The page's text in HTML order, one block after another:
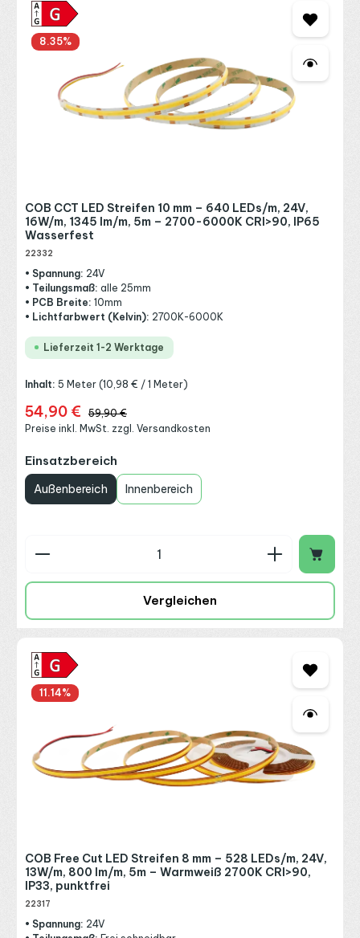
8.35%
COB CCT LED Streifen 10 mm – 640 LEDs/m, 24V,
16W/m, 1345 lm/m, 5m – 2700-6000K CRI>90, IP65
Wasserfest
22332
• Spannung: 24V
• Teilungsmaß: alle 25mm
• PCB Breite: 10mm
• Lichtfarbwert (Kelvin): 2700K-6000K
Lieferzeit 1-2 Werktage
Inhalt:5 Meter(10,98 € / 1 Meter)
Verkaufspreis:
54,90 € Regulärer Preis:
59,90 €
Preise inkl. MwSt. zzgl. Versandkosten
Einsatzbereich
Außenbereich Innenbereich
Produkt Anzahl: Gib den gewünschten Wert
Vergleichen
11.14%
COB Free Cut LED Streifen 8 mm – 528 LEDs/m, 24V,
13W/m, 800 lm/m, 5m – Warmweiß 2700K CRI>90,
IP33, punktfrei
22317
• Spannung: 24V